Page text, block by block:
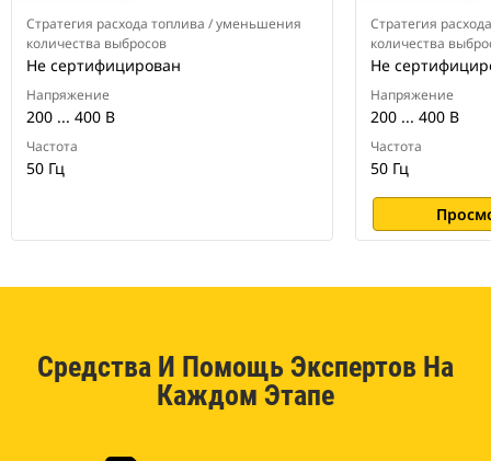
Стратегия расхода топлива / уменьшения
количества выбросов
Не сертифицирован
Напряжение
200 ... 400 В
Частота
50 Гц
Стратегия
количества
Не
Напряжение
200 ... 400 В
Частота
50 Гц
Средства И Помощь Экспертов На
Каждом Этапе